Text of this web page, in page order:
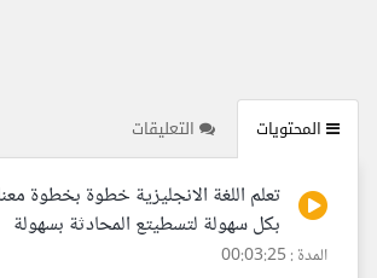
المحتويات التعليقات
تعلم اللغة الانجليزية خطوة بخطوة
بكل سهولة لتسطيتع المحادثة بسهولة
المدة : 00:03:25